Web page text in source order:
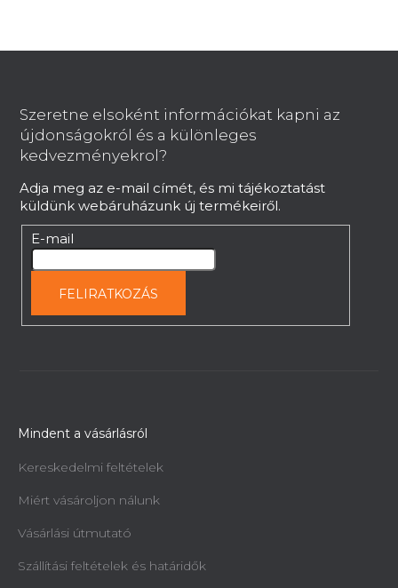
Szeretne elsoként információkat kapni az
újdonságokról és a különleges
kedvezményekrol?
Adja meg az e-mail címét, és mi tájékoztatást
küldünk webáruházunk új termékeiről.
E-mail
FELIRATKOZÁS
Mindent a vásárlásról
Kereskedelmi feltételek
Miért vásároljon nálunk
Vásárlási útmutató
Szállítási feltételek és határidők